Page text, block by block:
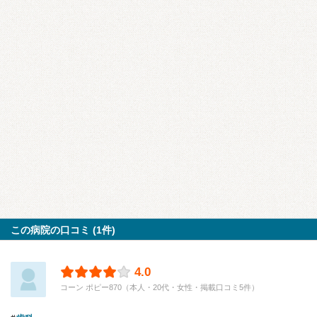
この病院の口コミ (1件)
4.0
コーン ポピー870（本人・20代・女性・掲載口コミ5件）